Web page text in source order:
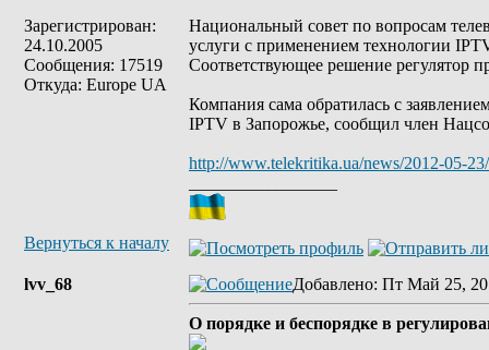
Зарегистрирован:
24.10.2005
Сообщения: 17519
Откуда: Europe UA
Национальный совет по вопросам
услуги с применением технологии
Соответствующее решение регулятор
Компания сама обратилась с
IPTV в Запорожье, сообщил член
http://www.telekritika.ua/news/2012-05-
Вернуться к началу
lvv_68 Добавлено: Пт Май 25,
О порядке и беспорядке в